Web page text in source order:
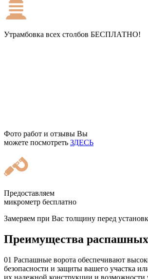
Утрамбовка всех столбов БЕСПЛАТНО!
Фото работ и отзывы Вы
можете посмотреть ЗДЕСЬ
Предоставляем
микрометр бесплатно
Замеряем при Вас толщину перед
Преимущества
01 Распашные ворота обеспечивают
безопасности и защиты вашего участка
их надежной конструкции и возможности